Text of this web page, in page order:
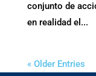
conjunto de
en realidad el...
« Older Entries